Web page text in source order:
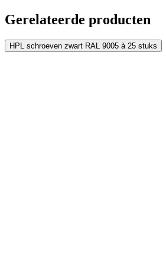
Gerelateerde producten
HPL schroeven zwart RAL 9005 à 25 stuks